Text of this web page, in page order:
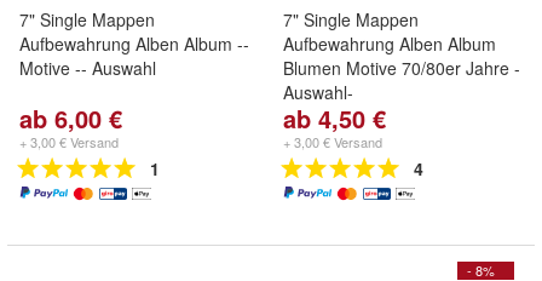
7" Single Mappen
Aufbewahrung Alben Album --
Motive -- Auswahl
ab 6,00 €
+ 3,00 € Versand
1
7" Single Mappen
Aufbewahrung Alben Album
Blumen Motive 70/80er Jahre -
Auswahl-
ab 4,50 €
+ 3,00 € Versand
4
- 8%